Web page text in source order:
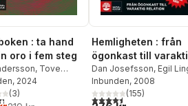
: ta hand
oro i fem steg
, Tove
, 2024
5 stjärnor. Totalt antal röster:
(3)
Hemligheten : från
ögonkast till
relation
Dan Josefsson, Egil
Inbunden, 2008
4,5utav 5 stjärnor.
(155)